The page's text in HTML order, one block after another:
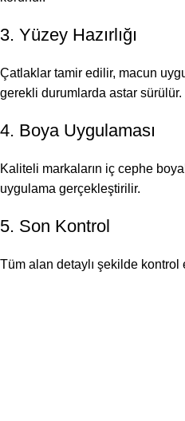
3. Yüzey Hazırlığı
Çatlaklar tamir edilir, macun
gerekli durumlarda astar sürülür.
4. Boya Uygulaması
Kaliteli markaların iç cephe
uygulama gerçekleştirilir.
5. Son Kontrol
Tüm alan detaylı şekilde kontrol